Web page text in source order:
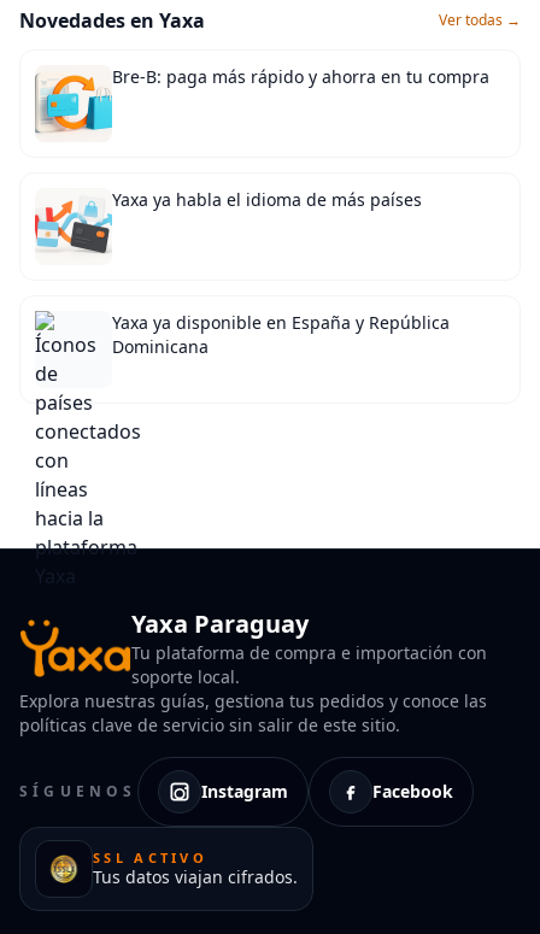
Novedades en Yaxa Ver todas →
Bre-B: paga más rápido y ahorra en tu compra
Yaxa ya habla el idioma de más países
Yaxa ya disponible en España y República
Dominicana
Yaxa Paraguay
Tu plataforma de compra e importación con
soporte local.
Explora nuestras guías, gestiona tus pedidos y conoce las
políticas clave de servicio sin salir de este sitio.
SÍGUENOS Instagram Facebook
SSL ACTIVO
Tus datos viajan cifrados.